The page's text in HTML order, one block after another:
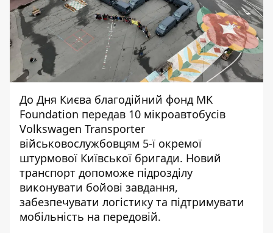
До Дня Києва благодійний фонд MK
Foundation передав 10 мікроавтобусів
Volkswagen Transporter
військовослужбовцям 5-ї окремої
штурмової Київської бригади. Новий
транспорт допоможе підрозділу
виконувати бойові завдання,
забезпечувати логістику та підтримувати
мобільність на передовій.